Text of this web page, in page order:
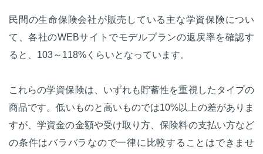
民間の生命保険会社が販売している主な学資保険につい
て、各社のWEBサイトでモデルプランの返戻率を確認す
ると、103～118%くらいとなっています。
これらの学資保険は、いずれも貯蓄性を重視したタイプの
商品です。低いものと高いものでは10%以上の差がありま
すが、学資金の金額や受け取り方、保険料の支払い方など
の条件はバラバラなので一律に比較することはできませ